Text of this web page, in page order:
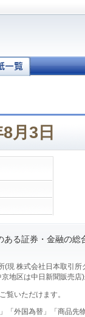
月3日
る証券・金融の総
現 株式会社日本取引
地区は中日新聞販売店
覧いただけます。
「外国為替」「商品先